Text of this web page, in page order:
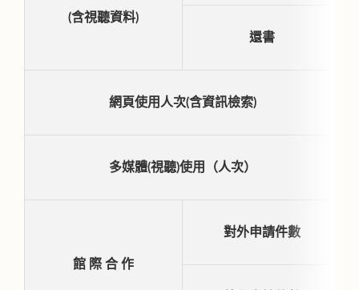
(含視聽資料)
還書
網頁使用人次(含資訊檢索)
多媒體(視聽)使用（人次）
館 際 合 作
對外申請件數